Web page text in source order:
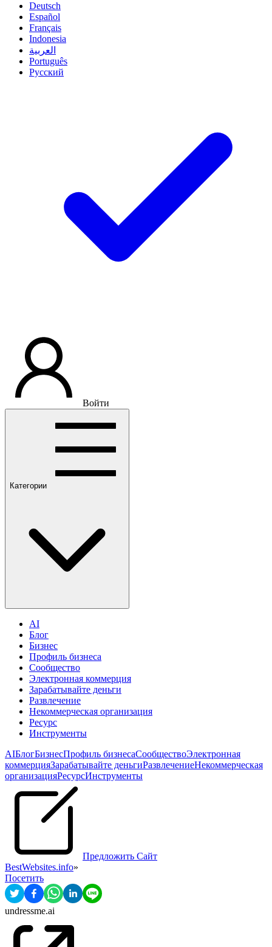
Deutsch
Español
Français
Indonesia
العربية
Português
Pусский
Войти
Категории
AI
Блог
Бизнес
Профиль бизнеса
Сообщество
Электронная коммерция
Зарабатывайте деньги
Развлечение
Некоммерческая организация
Pесурс
Инструменты
AIБлогБизнесПрофиль бизнесаСообществоЭлектронная
коммерцияЗарабатывайте деньгиРазвлечениеНекоммерческая
организацияPесурсИнструменты
Предложить Сайт
BestWebsites.info»
Посетить
undressme.ai